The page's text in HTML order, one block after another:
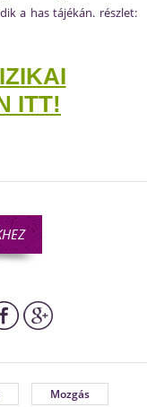
a has tájékán. részlet:
ITT!
Mozgás